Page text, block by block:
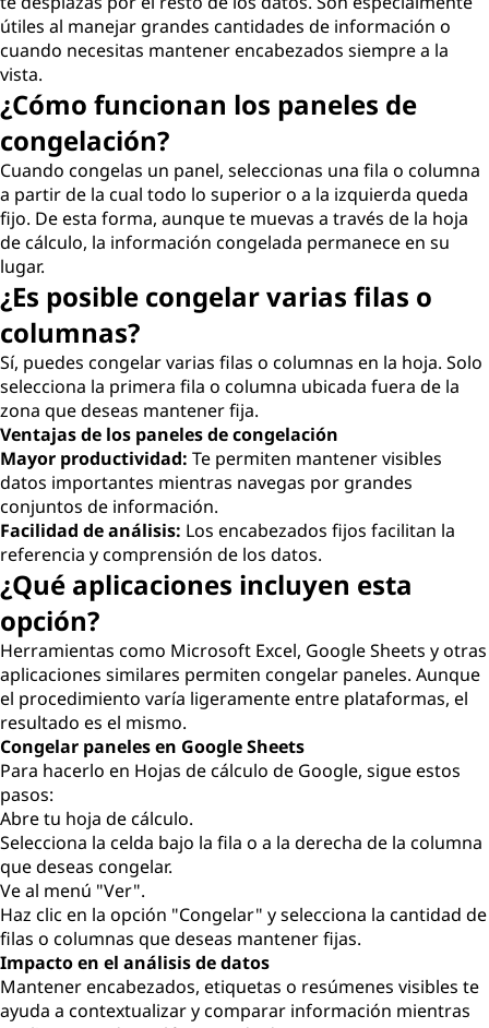
útiles al manejar grandes cantidades de información o
cuando necesitas mantener encabezados siempre a la
vista.
¿Cómo funcionan los paneles de
congelación?
Cuando congelas un panel, seleccionas una fila o columna
a partir de la cual todo lo superior o a la izquierda queda
fijo. De esta forma, aunque te muevas a través de la hoja
de cálculo, la información congelada permanece en su
lugar.
¿Es posible congelar varias filas o
columnas?
Sí, puedes congelar varias filas o columnas en la hoja. Solo
selecciona la primera fila o columna ubicada fuera de la
zona que deseas mantener fija.
Ventajas de los paneles de congelación
Mayor productividad: Te permiten mantener visibles
datos importantes mientras navegas por grandes
conjuntos de información.
Facilidad de análisis: Los encabezados fijos facilitan la
referencia y comprensión de los datos.
¿Qué aplicaciones incluyen esta
opción?
Herramientas como Microsoft Excel, Google Sheets y otras
aplicaciones similares permiten congelar paneles. Aunque
el procedimiento varía ligeramente entre plataformas, el
resultado es el mismo.
Congelar paneles en Google Sheets
Para hacerlo en Hojas de cálculo de Google, sigue estos
pasos:
Abre tu hoja de cálculo.
Selecciona la celda bajo la fila o a la derecha de la columna
que deseas congelar.
Ve al menú "Ver".
Haz clic en la opción "Congelar" y selecciona la cantidad de
filas o columnas que deseas mantener fijas.
Impacto en el análisis de datos
Mantener encabezados, etiquetas o resúmenes visibles te
ayuda a contextualizar y comparar información mientras